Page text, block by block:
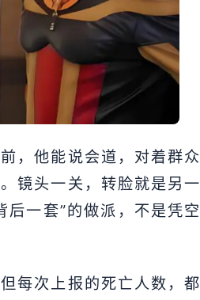
，他能说会道，对着群众
镜头一关，转脸就是另一
一套”的做派，不是凭空
每次上报的死亡人数，都